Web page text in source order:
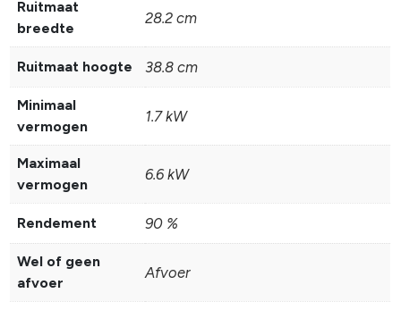
Ruitmaat
breedte
28.2 cm
Ruitmaat hoogte 38.8 cm
Minimaal
vermogen
1.7 kW
Maximaal
vermogen
6.6 kW
Rendement 90 %
Wel of geen
afvoer
Afvoer